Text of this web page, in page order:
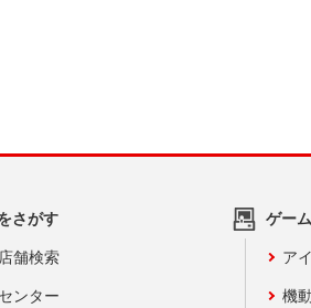
さがす
舗検索
ンター
ゲー
ア
機